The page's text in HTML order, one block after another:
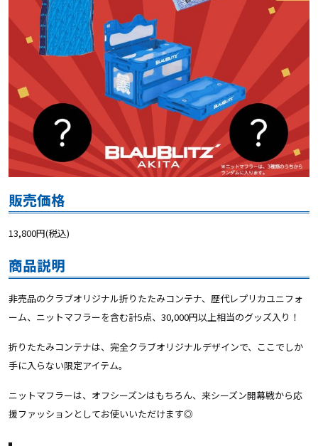
販売価格
13,800円(税込)
商品説明
非売品のクラブオリジナル折りたたみコンテナ、歴代レプリカユニフォ
ーム、ニットマフラーを含む計5点、30,000円以上相当のグッズ入り！
折りたたみコンテナは、完全クラブオリジナルデザインで、ここでしか
手に入らない限定アイテム。
ニットマフラーは、オフシーズンはもちろん、来シーズン開幕戦から応
援ファッションとしてお使いいただけます◎